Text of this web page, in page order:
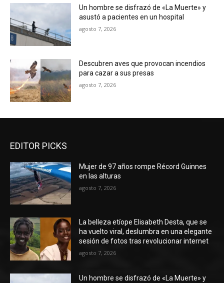
Un hombre se disfrazó de «La Muerte» y
asustó a pacientes en un hospital
agosto 7, 2026
Descubren aves que provocan incendios
para cazar a sus presas
agosto 7, 2026
EDITOR PICKS
Mujer de 97 años rompe Récord Guinnes
en las alturas
agosto 7, 2026
La belleza etíope Elisabeth Desta, que se
ha vuelto viral, deslumbra en una elegante
sesión de fotos tras revolucionar internet
agosto 7, 2026
Un hombre se disfrazó de «La Muerte» y